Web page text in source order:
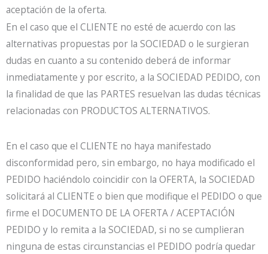
aceptación de la oferta.
En el caso que el CLIENTE no esté de acuerdo con las
alternativas propuestas por la SOCIEDAD o le surgieran
dudas en cuanto a su contenido deberá de informar
inmediatamente y por escrito, a la SOCIEDAD PEDIDO, con
la finalidad de que las PARTES resuelvan las dudas técnicas
relacionadas con PRODUCTOS ALTERNATIVOS.
En el caso que el CLIENTE no haya manifestado
disconformidad pero, sin embargo, no haya modificado el
PEDIDO haciéndolo coincidir con la OFERTA, la SOCIEDAD
solicitará al CLIENTE o bien que modifique el PEDIDO o que
firme el DOCUMENTO DE LA OFERTA / ACEPTACIÓN
PEDIDO y lo remita a la SOCIEDAD, si no se cumplieran
ninguna de estas circunstancias el PEDIDO podría quedar